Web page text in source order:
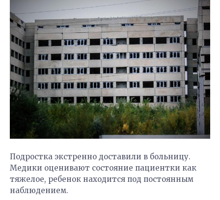
Подростка экстренно доставили в больницу.
Медики оценивают состояние пациентки как
тяжелое, ребенок находится под постоянным
наблюдением.